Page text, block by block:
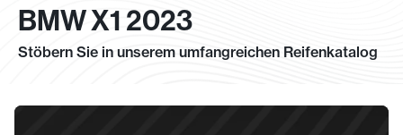
BMW X1 2023
Stöbern Sie in unserem umfangreichen Reifenkatalog